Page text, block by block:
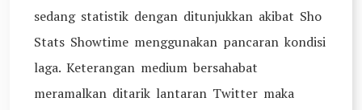
sedang statistik dengan ditunjukkan akibat Sho
Stats Showtime menggunakan pancaran kondisi
laga. Keterangan medium bersahabat
meramalkan ditarik lantaran Twitter maka